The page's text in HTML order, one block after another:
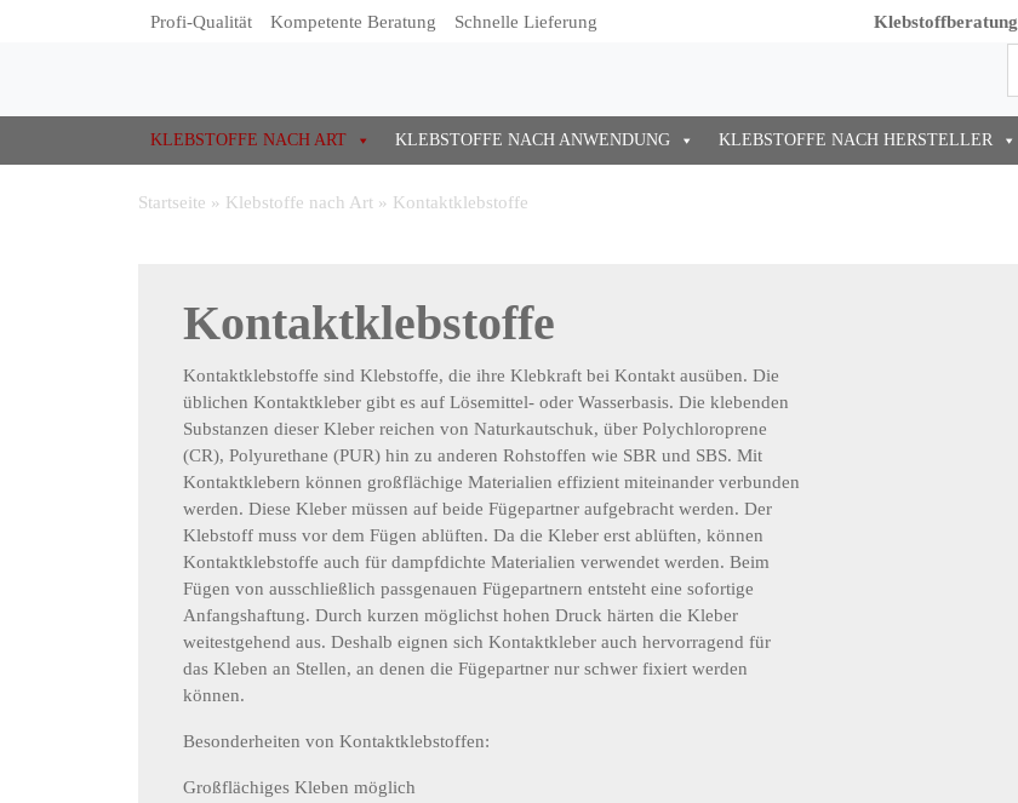
Profi-Qualität Kompetente Beratung Schnelle Lieferung Klebstoffberatung
KLEBSTOFFE NACH ART KLEBSTOFFE NACH ANWENDUNG KLEBSTOFFE NACH HERSTELLER
Startseite » Klebstoffe nach Art » Kontaktklebstoffe
Kontaktklebstoffe
Kontaktklebstoffe sind Klebstoffe, die ihre Klebkraft bei Kontakt ausüben. Die
üblichen Kontaktkleber gibt es auf Lösemittel- oder Wasserbasis. Die klebenden
Substanzen dieser Kleber reichen von Naturkautschuk, über Polychloroprene
(CR), Polyurethane (PUR) hin zu anderen Rohstoffen wie SBR und SBS. Mit
Kontaktklebern können großflächige Materialien effizient miteinander verbunden
werden. Diese Kleber müssen auf beide Fügepartner aufgebracht werden. Der
Klebstoff muss vor dem Fügen ablüften. Da die Kleber erst ablüften, können
Kontaktklebstoffe auch für dampfdichte Materialien verwendet werden. Beim
Fügen von ausschließlich passgenauen Fügepartnern entsteht eine sofortige
Anfangshaftung. Durch kurzen möglichst hohen Druck härten die Kleber
weitestgehend aus. Deshalb eignen sich Kontaktkleber auch hervorragend für
das Kleben an Stellen, an denen die Fügepartner nur schwer fixiert werden
können.
Besonderheiten von Kontaktklebstoffen:
Großflächiges Kleben möglich